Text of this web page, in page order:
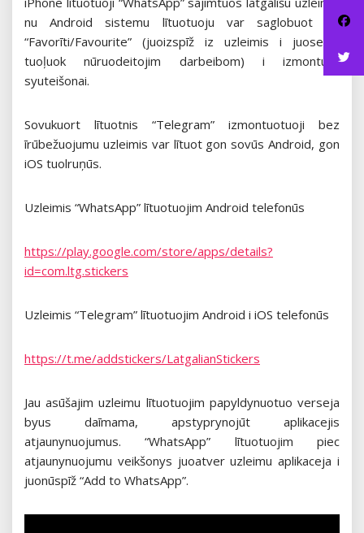
nu Android sistemu lītuotuoju var saglobuot kai
“Favorīti/Favourite” (juoizspīž iz uzleimis i juosekoj
tuoļuok nūruodeitojim darbeibom) i izmontuot
syuteišonai.
Sovukuort lītuotnis “Telegram” izmontuotuoji bez
īrūbežuojumu uzleimis var lītuot gon sovūs Android, gon
iOS tuolruņūs.
Uzleimis “WhatsApp” lītuotuojim Android telefonūs
https://play.google.com/store/apps/details?
id=com.ltg.stickers
Uzleimis “Telegram” lītuotuojim Android i iOS telefonūs
https://t.me/addstickers/LatgalianStickers
Jau asūšajim uzleimu lītuotuojim papyldynuotuo verseja
byus daīmama, apstyprynojūt aplikacejis
atjaunynuojumus. “WhatsApp” lītuotuojim piec
atjaunynuojumu veikšonys juoatver uzleimu aplikaceja i
juonūspīž “Add to WhatsApp”.